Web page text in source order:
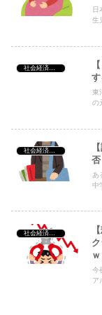
日
生
社会経済・政治
東
の
社会経済・政治
あ
中
社会経済・政治
今
ア